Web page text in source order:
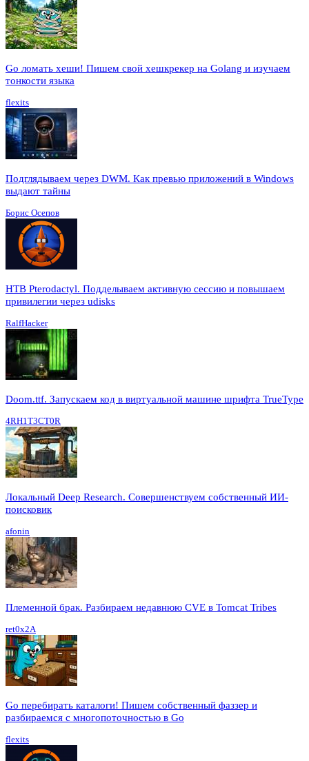
Go ломать хеши! Пишем свой хешкрекер на Golang и изучаем
тонкости языка
flexits
Подглядываем через DWM. Как превью приложений в Windows
выдают тайны
Борис Осепов
HTB Pterodactyl. Подделываем активную сессию и повышаем
привилегии через udisks
RalfHacker
Doom.ttf. Запускаем код в виртуальной машине шрифта TrueType
4RH1T3CT0R
Локальный Deep Research. Совершенствуем собственный ИИ-
поисковик
afonin
Племенной брак. Разбираем недавнюю CVE в Tomcat Tribes
ret0x2A
Go перебирать каталоги! Пишем собственный фаззер и
разбираемся с многопоточностью в Go
flexits